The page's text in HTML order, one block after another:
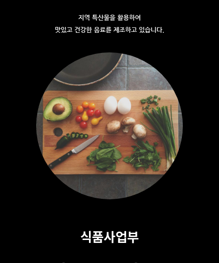
지역 특산물을 활용하여
맛있고 건강한 음료를 제조하고 있습니다.
식품사업부